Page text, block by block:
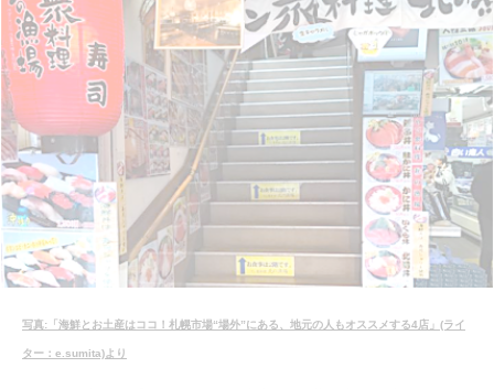
写真:「海鮮とお土産はココ！札幌市場“場外”にある、地元の人もオススメする4店」(ライ
ター：e.sumita)より